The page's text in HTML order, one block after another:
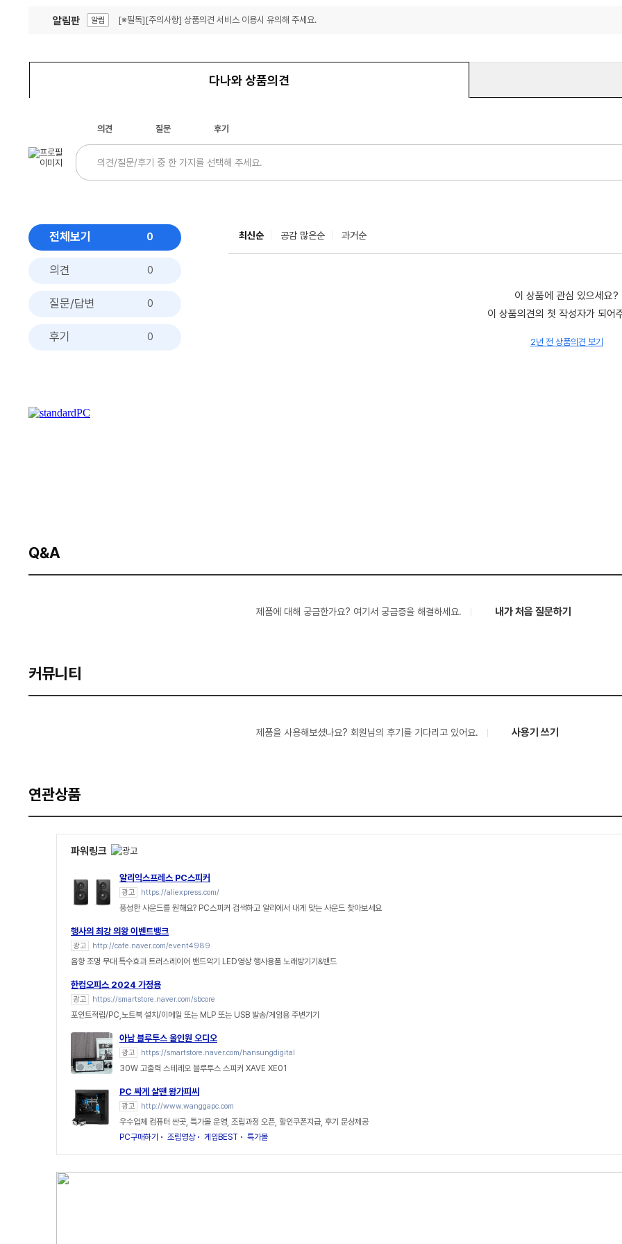
알림판 알림 [※필독][주의사항] 상품의견 서비스 이용시 유의해 주세요.
다나와 상품의견
의견 질문 후기
전체보기 0
의견 0
질문/답변 0
후기 0
최신순 공감 많은순 과거순
이 상품에 관심 있으세요?
이 상품의견의 첫 작성자가 되어
2년 전 상품의견 보기
Q&A
제품에 대해 궁금한가요? 여기서 궁금증을 해결하세요. 내가 처음 질문하기
커뮤니티
제품을 사용해보셨나요? 회원님의 후기를 기다리고 있어요. 사용기 쓰기
연관상품
파워링크
알리익스프레스 PC스피커
광고 https://aliexpress.com/
풍성한 사운드를 원해요? PC스피커 검색하고 알리에서 내게 맞는 사운드 찾아보세요
행사의 최강 의왕 이벤트뱅크
광고 http://cafe.naver.com/event4989
음향 조명 무대 특수효과 트러스레이어 밴드악기 LED영상 행사용품 노래방기기&밴드
한컴오피스 2024 가정용
광고 https://smartstore.naver.com/sbcore
포인트적립/PC,노트북 설치/이메일 또는 MLP 또는 USB 발송/게임용 주변기기
아남 블루투스 올인원 오디오
광고 https://smartstore.naver.com/hansungdigital
30W 고출력 스테레오 블루투스 스피커 XAVE XE01
PC 싸게 살땐 왕가피씨
광고 http://www.wanggapc.com
우수업체 컴퓨터 싼곳, 특가몰 운영, 조립과정 오픈, 할인쿠폰지급, 후기 문상제공
PC구매하기
조립영상 게임BEST 특가몰